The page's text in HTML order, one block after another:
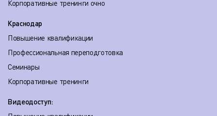
Корпоративные тренинги очно
Краснодар
Повышение квалификации
Профессиональная переподготовка
Семинары
Корпоративные тренинги
Видеодоступ: